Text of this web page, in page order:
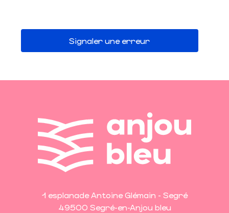
Signaler une erreur
1 esplanade Antoine Glémain - Segré
49500 Segré-en-Anjou bleu